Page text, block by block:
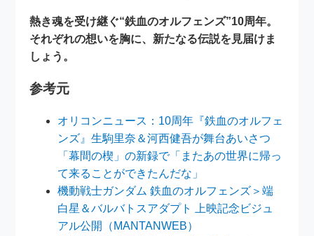
熱き魂を受け継ぐ“鉄血のオルフェンズ”10周年。
それぞれの想いを胸に、新たなる伝説を見届けま
しょう。
参考元
オリコンニュース：10周年『鉄血のオルフェ
ンズ』生駒里奈＆河西健吾が舞台あいさつ
「幕間の楔」の新録で「またあの世界に帰っ
て来ることができたんだな」
機動戦士ガンダム 鉄血のオルフェンズ＞端
白星＆バルバトスアダプト 上映記念ビジュ
アル公開（MANTANWEB）